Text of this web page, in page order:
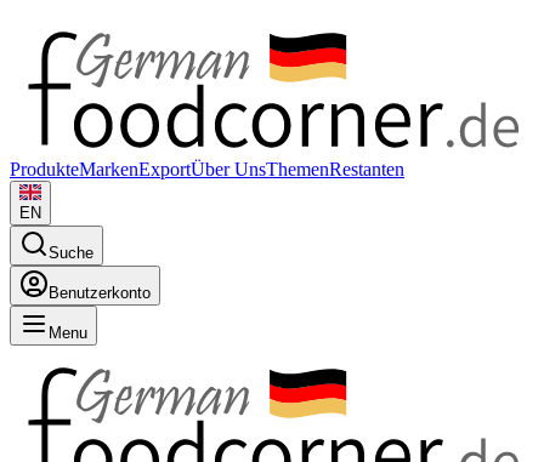
ProdukteMarkenExportÜber UnsThemenRestanten
EN
Suche
Benutzerkonto
Menu